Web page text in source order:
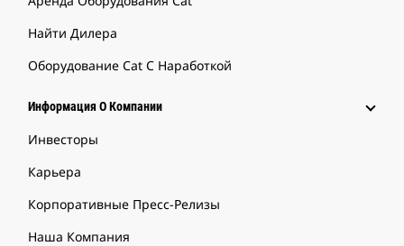
Найти Дилера
Оборудование Cat С Наработкой
Информация О Компании
Инвесторы
Карьера
Корпоративные Пресс-Релизы
Наша Компания